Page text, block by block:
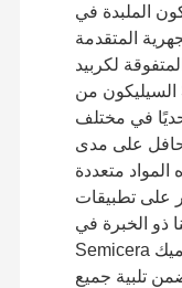
الملبدة في
المتقدمة
لكربيد
السيليكون من Semicera تجعله مثاليًا
في مختلف
على مدى
متعددة
على تطبيقات
ذو الخبرة في
Semicera معك لتطوير حلول السيراميك
تلبية جميع